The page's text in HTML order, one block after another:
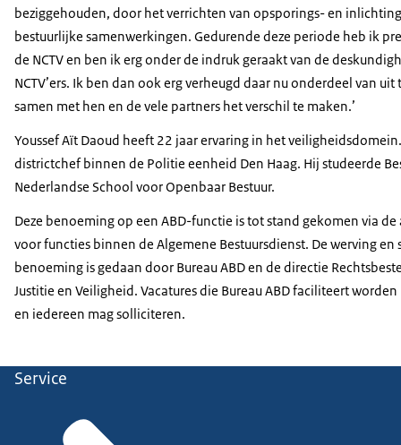
beziggehouden, door het verrichten van opsporings- en
bestuurlijke samenwerkingen. Gedurende deze periode heb ik
de NCTV en ben ik erg onder de indruk geraakt van de
NCTV’ers. Ik ben dan ook erg verheugd daar nu onderdeel van
samen met hen en de vele partners het verschil te maken.’
Youssef Aït Daoud heeft 22 jaar ervaring in het
districtchef binnen de Politie eenheid Den Haag. Hij studeerde
Nederlandse School voor Openbaar Bestuur.
Deze benoeming op een ABD-functie is tot stand gekomen via
voor functies binnen de Algemene Bestuursdienst. De werving en
benoeming is gedaan door Bureau ABD en de directie
Justitie en Veiligheid. Vacatures die Bureau ABD faciliteert
en iedereen mag solliciteren.
Service